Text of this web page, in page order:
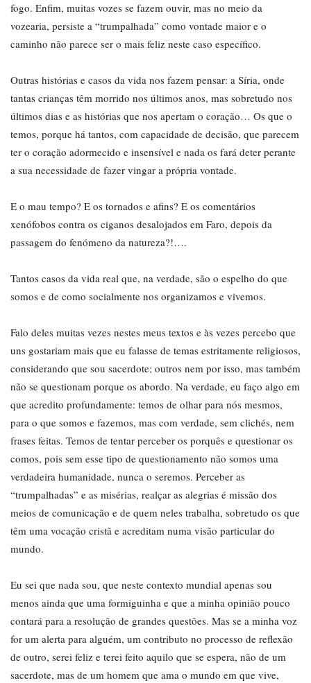
fogo. Enfim, muitas vozes se fazem ouvir, mas no meio da
vozearia, persiste a “trumpalhada” como vontade maior e o
caminho não parece ser o mais feliz neste caso específico.
Outras histórias e casos da vida nos fazem pensar: a Síria, onde
tantas crianças têm morrido nos últimos anos, mas sobretudo nos
últimos dias e as histórias que nos apertam o coração… Os que o
temos, porque há tantos, com capacidade de decisão, que parecem
ter o coração adormecido e insensível e nada os fará deter perante
a sua necessidade de fazer vingar a própria vontade.
E o mau tempo? E os tornados e afins? E os comentários
xenófobos contra os ciganos desalojados em Faro, depois da
passagem do fenómeno da natureza?!….
Tantos casos da vida real que, na verdade, são o espelho do que
somos e de como socialmente nos organizamos e vivemos.
Falo deles muitas vezes nestes meus textos e às vezes percebo que
uns gostariam mais que eu falasse de temas estritamente religiosos,
considerando que sou sacerdote; outros nem por isso, mas também
não se questionam porque os abordo. Na verdade, eu faço algo em
que acredito profundamente: temos de olhar para nós mesmos,
para o que somos e fazemos, mas com verdade, sem clichés, nem
frases feitas. Temos de tentar perceber os porquês e questionar os
comos, pois sem esse tipo de questionamento não somos uma
verdadeira humanidade, nunca o seremos. Perceber as
“trumpalhadas” e as misérias, realçar as alegrias é missão dos
meios de comunicação e de quem neles trabalha, sobretudo os que
têm uma vocação cristã e acreditam numa visão particular do
mundo.
Eu sei que nada sou, que neste contexto mundial apenas sou
menos ainda que uma formiguinha e que a minha opinião pouco
contará para a resolução de grandes questões. Mas se a minha voz
for um alerta para alguém, um contributo no processo de reflexão
de outro, serei feliz e terei feito aquilo que se espera, não de um
sacerdote, mas de um homem que ama o mundo em que vive,